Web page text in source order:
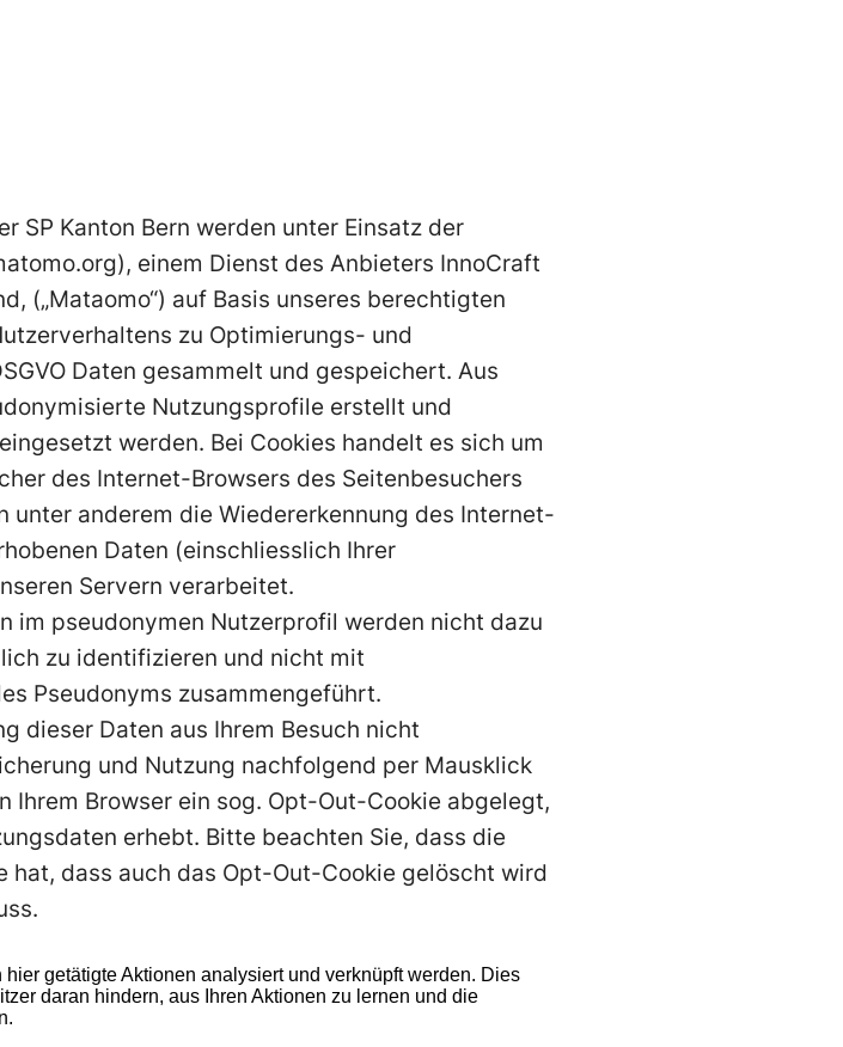
SP Kanton Bern werden unter Einsatz der
einem Dienst des Anbieters InnoCraft
(„Mataomo“) auf Basis unseres berechtigten
zu Optimierungs- und
Daten gesammelt und gespeichert. Aus
Nutzungsprofile erstellt und
werden. Bei Cookies handelt es sich um
des Internet-Browsers des Seitenbesuchers
anderem die Wiedererkennung des Internet-
Daten (einschliesslich Ihrer
Servern verarbeitet.
im pseudonymen Nutzerprofil werden nicht dazu
zu identifizieren und nicht mit
Pseudonyms zusammengeführt.
dieser Daten aus Ihrem Besuch nicht
und Nutzung nachfolgend per Mausklick
Ihrem Browser ein sog. Opt-Out-Cookie abgelegt,
erhebt. Bitte beachten Sie, dass die
hat, dass auch das Opt-Out-Cookie gelöscht wird